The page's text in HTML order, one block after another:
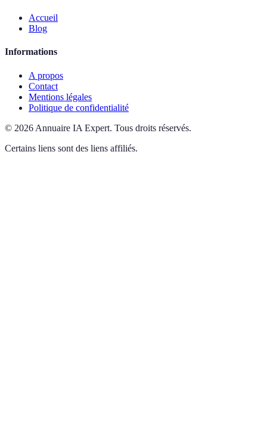
Accueil
Blog
Informations
A propos
Contact
Mentions légales
Politique de confidentialité
© 2026 Annuaire IA Expert. Tous droits réservés.
Certains liens sont des liens affiliés.